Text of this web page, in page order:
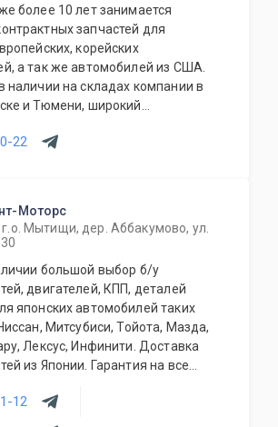
более 10 лет занимается
запчастей для
корейских
а так же автомобилей из США.
наличии на складах компании в
и Тюмени, широкий
Все запчасти,
22
Моторс
Мытищи, дер. Аббакумово, ул.
большой выбор б/у
двигателей, КПП, деталей
японских автомобилей таких
Лексус, Инфинити. Доставка
из Японии. Гарантия на все
12